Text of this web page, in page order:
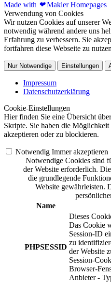
Made with ❤Makler Homepages
Verwendung von Cookies
Wir nutzen Cookies auf unserer
notwendig während andere uns
Erfahrung zu verbessern. Sie
fortfahren diese Webseite zu
Nur Notwendige Einstellungen
Impressum
Datenschutzerklärung
Cookie-Einstellungen
Hier finden Sie eine Übersicht
Skripte. Sie haben die
akzeptieren oder zu blockieren.
Notwendig Immer akzeptieren
Notwendige Cookies sind
der Website erforderlich.
die grundlegende
Website gewährleisten.
Name
PHPSESSID
Dieses
Das Cookie
Session-ID
zu
der Website
Session-
Browser-
Anbieter -